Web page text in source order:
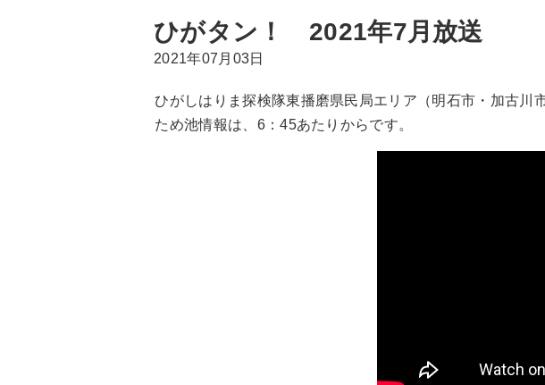
ひがタン！ 2021年7月放送
2021年07月03日
ひがしはりま探検隊東播磨県民局エリア（明石市・加古川
ため池情報は、6：45あたりからです。